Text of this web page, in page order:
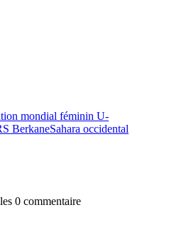
mondial féminin U-
BerkaneSahara occidental
0 commentaire